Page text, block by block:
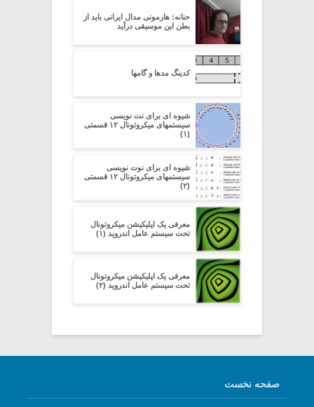
حنانه: هارمونی مدال ایرانی باید از
بطن این موسیقی درآید
کدینگ مدها و گامها
شیوه ای برای نت نویسی
سیستمهای میکروتونال ۱۲ قسمتی
(۱)
شیوه ای برای نوت نویسی
سیستمهای میکروتونال ۱۲ قسمتی
(۲)
معرفی یک اپلیکیشن میکروتونال
تحت سیستم عامل اندروید (۱)
معرفی یک اپلیکیشن میکروتونال
تحت سیستم عامل اندروید (۲)
صفحه نخست